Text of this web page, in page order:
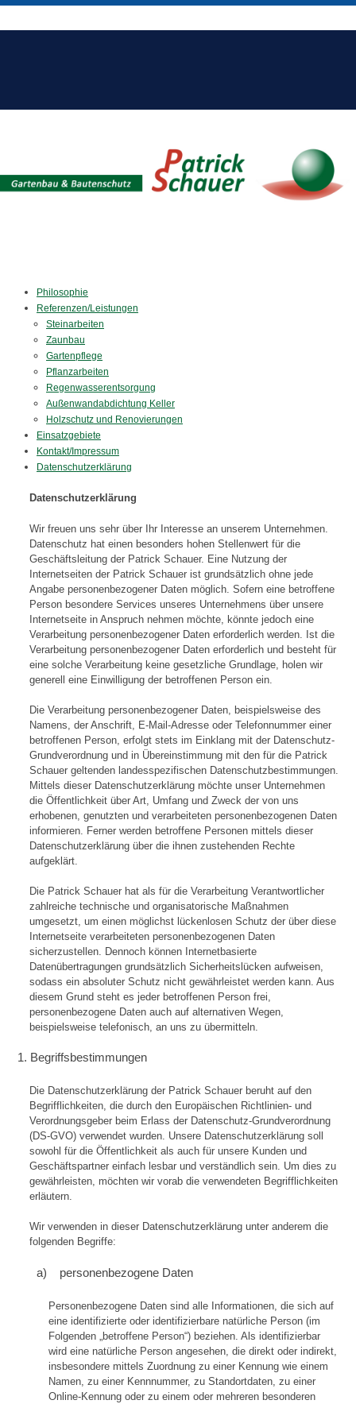
Philosophie
Referenzen/Leistungen
Steinarbeiten
Zaunbau
Gartenpflege
Pflanzarbeiten
Regenwasserentsorgung
Außenwandabdichtung Keller
Holzschutz und Renovierungen
Einsatzgebiete
Kontakt/Impressum
Datenschutzerklärung
Datenschutzerklärung
Wir freuen uns sehr über Ihr Interesse an unserem Unternehmen.
Datenschutz hat einen besonders hohen Stellenwert für die
Geschäftsleitung der Patrick Schauer. Eine Nutzung der
Internetseiten der Patrick Schauer ist grundsätzlich ohne jede
Angabe personenbezogener Daten möglich. Sofern eine betroffene
Person besondere Services unseres Unternehmens über unsere
Internetseite in Anspruch nehmen möchte, könnte jedoch eine
Verarbeitung personenbezogener Daten erforderlich werden. Ist die
Verarbeitung personenbezogener Daten erforderlich und besteht für
eine solche Verarbeitung keine gesetzliche Grundlage, holen wir
generell eine Einwilligung der betroffenen Person ein.
Die Verarbeitung personenbezogener Daten, beispielsweise des
Namens, der Anschrift, E-Mail-Adresse oder Telefonnummer einer
betroffenen Person, erfolgt stets im Einklang mit der Datenschutz-
Grundverordnung und in Übereinstimmung mit den für die Patrick
Schauer geltenden landesspezifischen Datenschutzbestimmungen.
Mittels dieser Datenschutzerklärung möchte unser Unternehmen
die Öffentlichkeit über Art, Umfang und Zweck der von uns
erhobenen, genutzten und verarbeiteten personenbezogenen Daten
informieren. Ferner werden betroffene Personen mittels dieser
Datenschutzerklärung über die ihnen zustehenden Rechte
aufgeklärt.
Die Patrick Schauer hat als für die Verarbeitung Verantwortlicher
zahlreiche technische und organisatorische Maßnahmen
umgesetzt, um einen möglichst lückenlosen Schutz der über diese
Internetseite verarbeiteten personenbezogenen Daten
sicherzustellen. Dennoch können Internetbasierte
Datenübertragungen grundsätzlich Sicherheitslücken aufweisen,
sodass ein absoluter Schutz nicht gewährleistet werden kann. Aus
diesem Grund steht es jeder betroffenen Person frei,
personenbezogene Daten auch auf alternativen Wegen,
beispielsweise telefonisch, an uns zu übermitteln.
1. Begriffsbestimmungen
Die Datenschutzerklärung der Patrick Schauer beruht auf den
Begrifflichkeiten, die durch den Europäischen Richtlinien- und
Verordnungsgeber beim Erlass der Datenschutz-Grundverordnung
(DS-GVO) verwendet wurden. Unsere Datenschutzerklärung soll
sowohl für die Öffentlichkeit als auch für unsere Kunden und
Geschäftspartner einfach lesbar und verständlich sein. Um dies zu
gewährleisten, möchten wir vorab die verwendeten Begrifflichkeiten
erläutern.
Wir verwenden in dieser Datenschutzerklärung unter anderem die
folgenden Begriffe:
a) personenbezogene Daten
Personenbezogene Daten sind alle Informationen, die sich auf
eine identifizierte oder identifizierbare natürliche Person (im
Folgenden „betroffene Person“) beziehen. Als identifizierbar
wird eine natürliche Person angesehen, die direkt oder indirekt,
insbesondere mittels Zuordnung zu einer Kennung wie einem
Namen, zu einer Kennnummer, zu Standortdaten, zu einer
Online-Kennung oder zu einem oder mehreren besonderen